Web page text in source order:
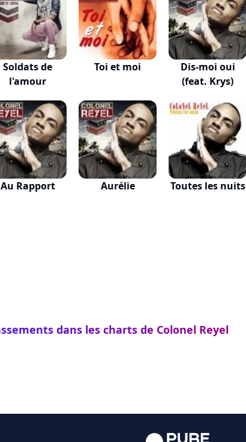
Soldats de
l'amour
Toi et moi
Dis-moi oui
(feat. Krys)
Au Rapport Aurélie Toutes les nuits
dans les charts de Colonel Reyel